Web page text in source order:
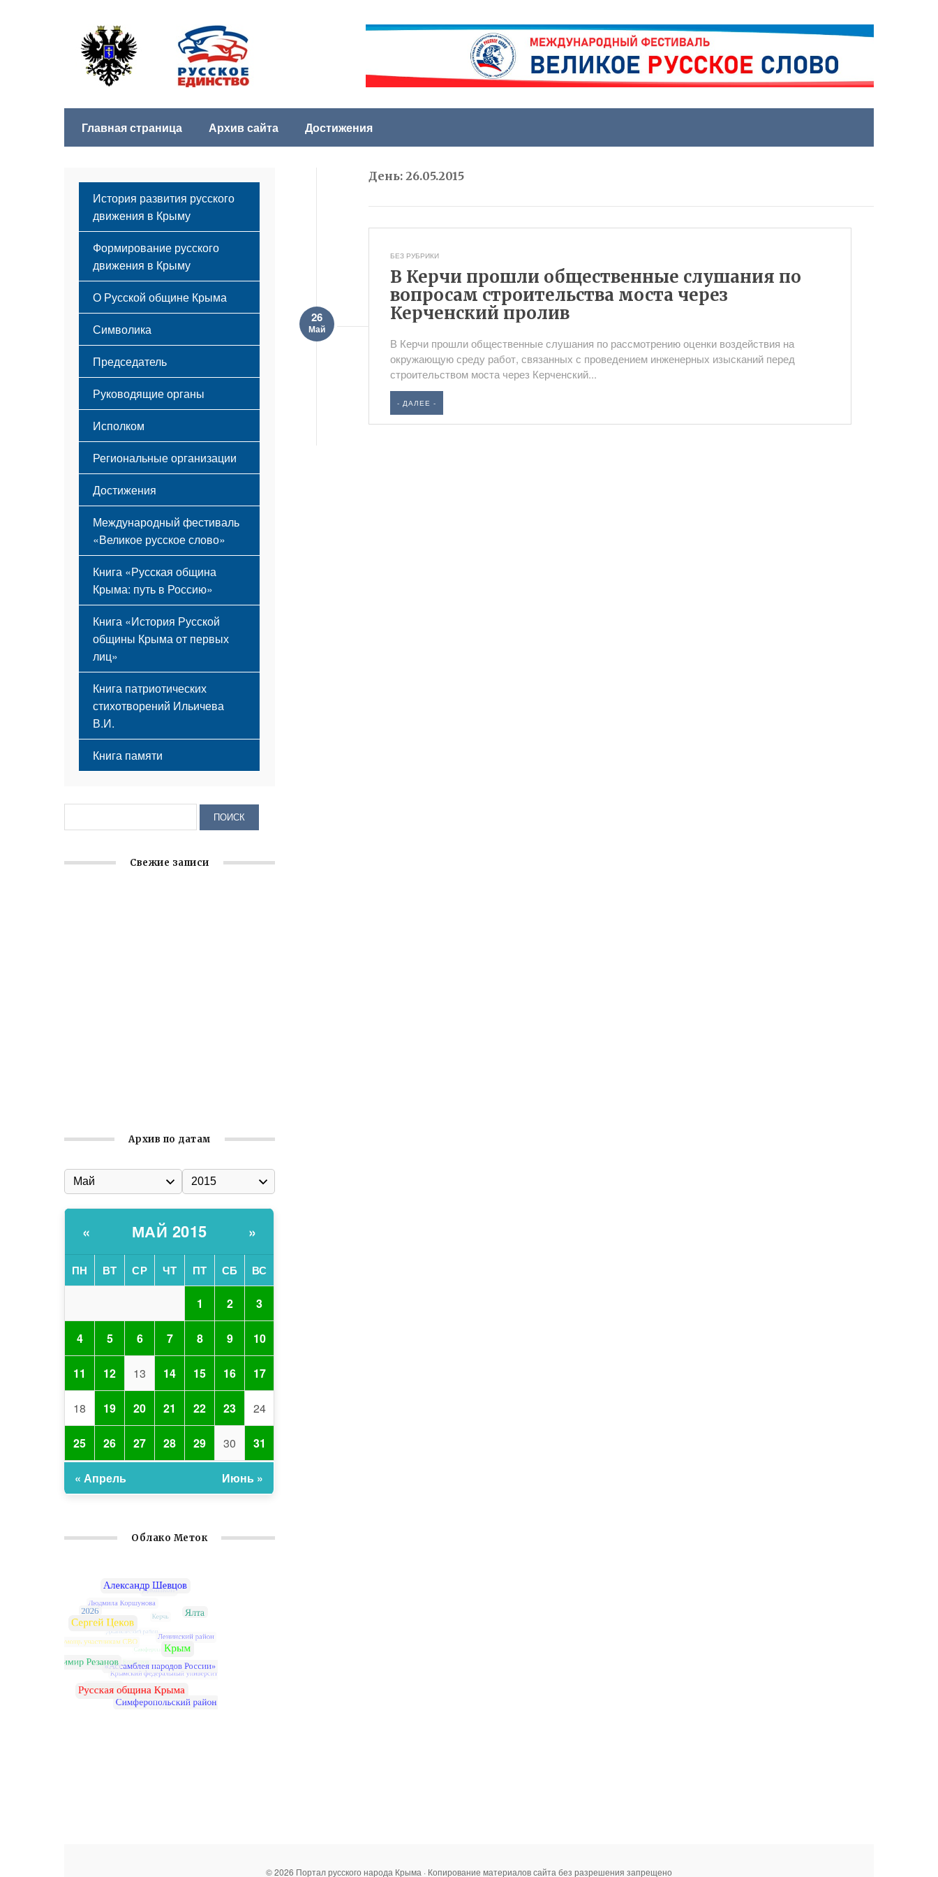
Главная страница Архив сайта Достижения
День:26.05.2015
БЕЗ РУБРИКИ
В Керчи прошли общественные слушания по
вопросам строительства моста через
Керченский пролив
26
Май
В Керчи прошли общественные слушания по рассмотрению оценки воздействия на
окружающую среду работ, связанных с проведением инженерных изысканий перед
строительством моста через Керченский...
- ДАЛЕЕ -
История развития русского
движения в Крыму
Формирование русского
движения в Крыму
Русский Крым
О Русской общине Крыма
Этапы становления
Принципы деятельности
Структура
Мероприятия
Символика
Флаг
Герб
Гимн
Председатель
Руководящие органы
Исполком
Региональные организации
Достижения
Международный фестиваль
«Великое русское слово»
Книга «Русская община
Крыма: путь в Россию»
Книга «История Русской
общины Крыма от первых
лиц»
Книга патриотических
стихотворений Ильичева
В.И.
Книга памяти
Свежие записи
Архив по датам
« МАЙ 2015 »
ПН ВТ СР ЧТ ПТ СБ ВС
1 2 3
4 5 6 7 8 9 10
11 12 13 14 15 16 17
18 19 20 21 22 23 24
25 26 27 28 29 30 31
« Апрель Июнь »
Облако Меток
© 2026 Портал русского народа Крыма · Копирование материалов сайта без разрешения запрещено